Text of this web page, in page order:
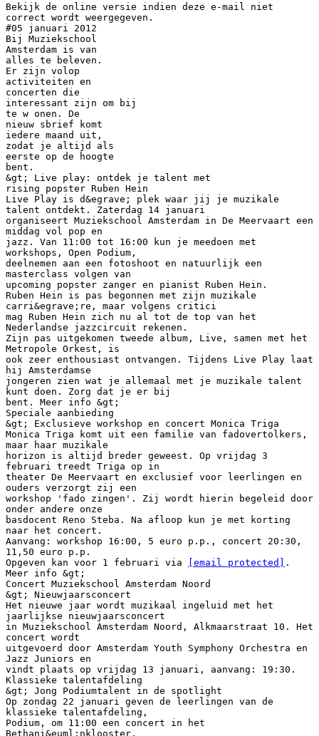
Bekijk de online versie indien deze e-mail niet
correct wordt weergegeven.
#05 januari 2012
Bij Muziekschool
Amsterdam is van
alles te beleven.
Er zijn volop
activiteiten en
concerten die
interessant zijn om bij
te w onen. De
nieuw sbrief komt
iedere maand uit,
zodat je altijd als
eerste op de hoogte
bent.
&gt; Live play: ontdek je talent met
rising popster Ruben Hein
Live Play is d&egrave; plek waar jij je muzikale
talent ontdekt. Zaterdag 14 januari
organiseert Muziekschool Amsterdam in De Meervaart een
middag vol pop en
jazz. Van 11:00 tot 16:00 kun je meedoen met
workshops, Open Podium,
deelnemen aan een fotoshoot en natuurlijk een
masterclass volgen van
upcoming popster zanger en pianist Ruben Hein.
Ruben Hein is pas begonnen met zijn muzikale
carri&egrave;re, maar volgens critici
mag Ruben Hein zich nu al tot de top van het
Nederlandse jazzcircuit rekenen.
Zijn pas uitgekomen tweede album, Live, samen met het
Metropole Orkest, is
ook zeer enthousiast ontvangen. Tijdens Live Play laat
hij Amsterdamse
jongeren zien wat je allemaal met je muzikale talent
kunt doen. Zorg dat je er bij
bent. Meer info &gt;
Speciale aanbieding
&gt; Exclusieve workshop en concert Monica Triga
Monica Triga komt uit een familie van fadovertolkers,
maar haar muzikale
horizon is altijd breder geweest. Op vrijdag 3
februari treedt Triga op in
theater De Meervaart en exclusief voor leerlingen en
ouders verzorgt zij een
workshop 'fado zingen'. Zij wordt hierin begeleid door
onder andere onze
basdocent Reno Steba. Na afloop kun je met korting
naar het concert.
Aanvang: workshop 16:00, 5 euro p.p., concert 20:30,
11,50 euro p.p.
Opgeven kan voor 1 februari via
[email protected]
.
Meer info &gt;
Concert Muziekschool Amsterdam Noord
&gt; Nieuwjaarsconcert
Het nieuwe jaar wordt muzikaal ingeluid met het
jaarlijkse nieuwjaarsconcert
in Muziekschool Amsterdam Noord, Alkmaarstraat 10. Het
concert wordt
uitgevoerd door Amsterdam Youth Symphony Orchestra en
Jazz Juniors en
vindt plaats op vrijdag 13 januari, aanvang: 19:30.
Klassieke talentafdeling
&gt; Jong Podiumtalent in de spotlight
Op zondag 22 januari geven de leerlingen van de
klassieke talentafdeling,
Podium, om 11:00 een concert in het
Bethani&euml;nklooster.